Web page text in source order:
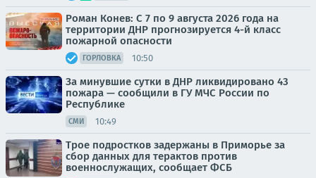
Роман Конев: С 7 по 9 августа 2026 года на
территории ДНР прогнозируется 4-й класс
пожарной опасности
ГОРЛОВКА 10:50
За минувшие сутки в ДНР ликвидировано 43
пожара — сообщили в ГУ МЧС России по
Республике
СМИ 10:49
Трое подростков задержаны в Приморье за
сбор данных для терактов против
военнослужащих, сообщает ФСБ